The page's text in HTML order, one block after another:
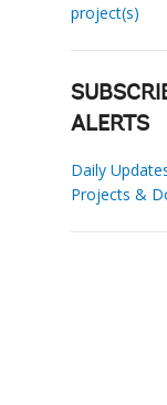
project(s)
ALERTS
Daily
Projects &